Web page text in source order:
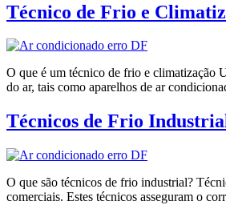
Técnico de Frio e
O que é um técnico de frio e climatização
do ar, tais como aparelhos de ar
Técnicos de Frio
O que são técnicos de frio industrial?
comerciais. Estes técnicos asseguram o